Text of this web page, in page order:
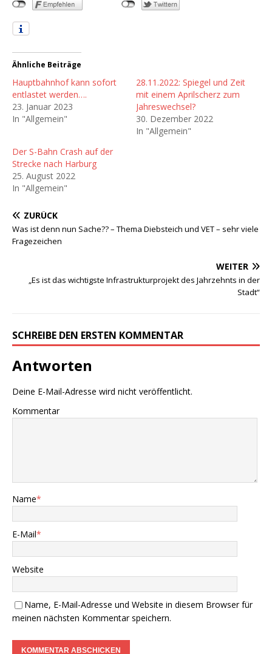
Ähnliche Beiträge
Hauptbahnhof kann sofort
entlastet werden….
23. Januar 2023
In "Allgemein"
28.11.2022: Spiegel und Zeit
mit einem Aprilscherz zum
Jahreswechsel?
30. Dezember 2022
In "Allgemein"
Der S-Bahn Crash auf der
Strecke nach Harburg
25. August 2022
In "Allgemein"
ZURÜCK
Was ist denn nun Sache?? – Thema Diebsteich und VET – sehr viele
Fragezeichen
WEITER
„Es ist das wichtigste Infrastrukturprojekt des Jahrzehnts in der
Stadt“
SCHREIBE DEN ERSTEN KOMMENTAR
Antworten
Deine E-Mail-Adresse wird nicht veröffentlicht.
Kommentar
Name*
E-Mail*
Website
Name, E-Mail-Adresse und Website in diesem Browser für
meinen nächsten Kommentar speichern.